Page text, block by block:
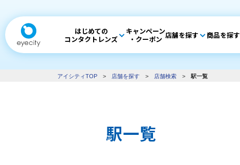
はじめての
コンタクトレンズ
キャンペーン
・クーポン 店舗を探す 商品を探す
アイシティTOP > 店舗を探す > 店舗検索 > 駅一覧
駅一覧